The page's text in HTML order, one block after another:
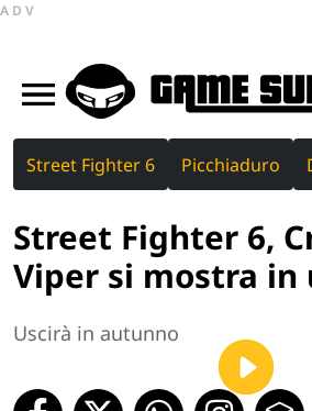
ADV
Street Fighter 6 Picchiaduro
Street Fighter 6,
Viper si mostra in
Uscirà in autunno